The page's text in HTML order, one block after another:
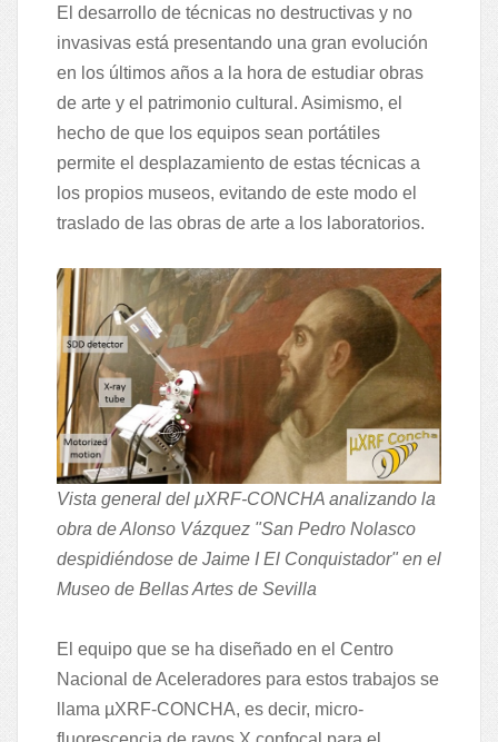
El desarrollo de técnicas no destructivas y no
invasivas está presentando una gran evolución
en los últimos años a la hora de estudiar obras
de arte y el patrimonio cultural. Asimismo, el
hecho de que los equipos sean portátiles
permite el desplazamiento de estas técnicas a
los propios museos, evitando de este modo el
traslado de las obras de arte a los laboratorios.
Vista general del μXRF-CONCHA analizando la
obra de Alonso Vázquez "San Pedro Nolasco
despidiéndose de Jaime I El Conquistador" en el
Museo de Bellas Artes de Sevilla
El equipo que se ha diseñado en el Centro
Nacional de Aceleradores para estos trabajos se
llama µXRF-CONCHA, es decir, micro-